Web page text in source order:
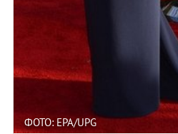
ФОТО: EPA/UPG